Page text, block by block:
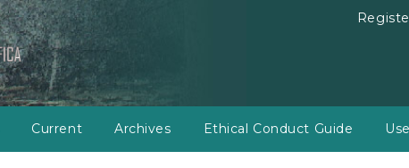
Current Archives Ethical Conduct Guide